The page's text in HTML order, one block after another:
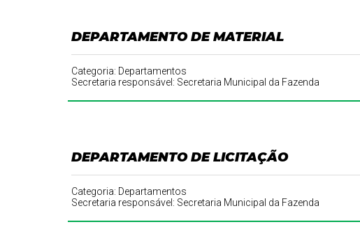
DEPARTAMENTO DE MATERIAL
Categoria: Departamentos
Secretaria responsável: Secretaria Municipal da Fazenda
DEPARTAMENTO DE LICITAÇÃO
Categoria: Departamentos
Secretaria responsável: Secretaria Municipal da Fazenda